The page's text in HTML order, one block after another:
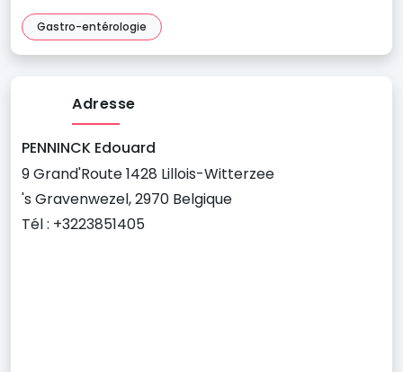
Gastro-entérologie
Adresse
PENNINCK Edouard
9 Grand'Route 1428 Lillois-Witterzee
's Gravenwezel, 2970 Belgique
Tél : +3223851405